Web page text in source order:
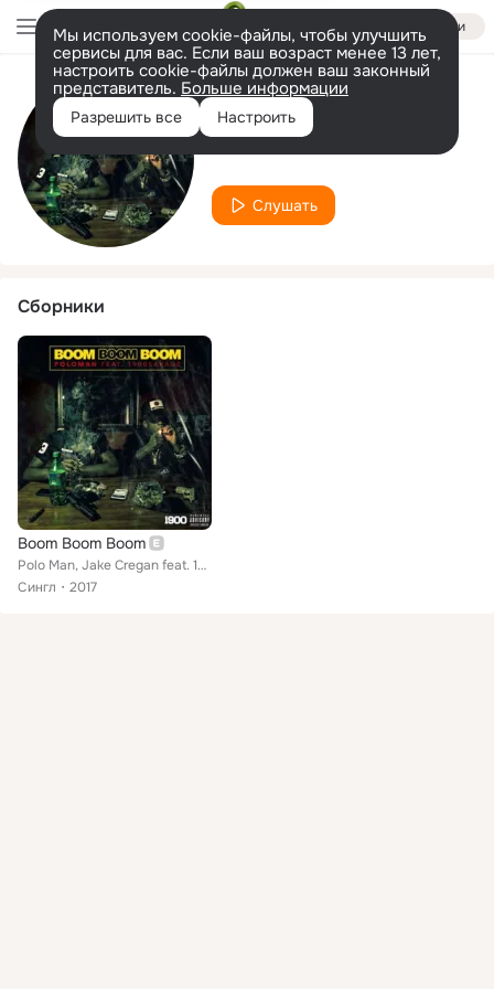
Войти
Мы используем cookie-файлы, чтобы улучшить
сервисы для вас. Если ваш возраст менее 13 лет,
настроить cookie-файлы должен ваш законный
представитель. Больше информации
Разрешить все Настроить
Исполнитель
Polo Man
Слушать
Сборники
Boom Boom Boom
Polo Man, Jake Cregan feat. 1900Savage
Сингл
2017